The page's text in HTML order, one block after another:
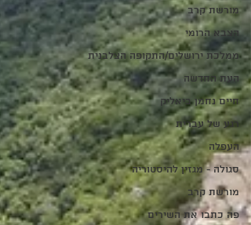
מורשת קרב
הצבא הרומי
ממלכת ירושלים/התקופה הצלבנית
העת החדשה
חיים נחמן ביאליק
רגע של עברית
העפלה
סגולה - מגזין להיסטוריה
מורשת קרב
פה כתבו את השירים